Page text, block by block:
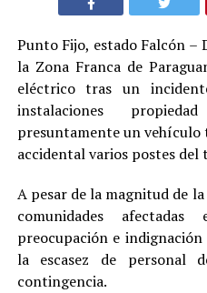
Punto Fijo, estado Falcón –
la Zona Franca de
eléctrico tras un
instalaciones
presuntamente un vehículo
accidental varios postes
A pesar de la magnitud de
comunidades
preocupación e
la escasez de personal
contingencia.